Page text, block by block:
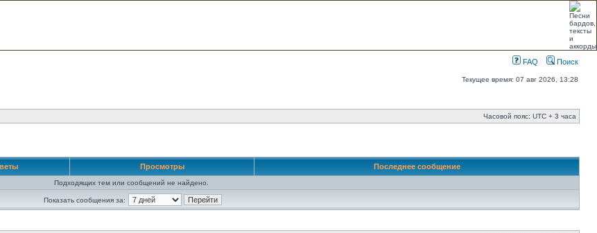
FAQ Поиск
Текущее время: 07 авг 2026, 13:28
Часовой пояс: UTC + 3 часа
Просмотры Последнее сообщение
Подходящих тем или сообщений не найдено.
Показать сообщения за: